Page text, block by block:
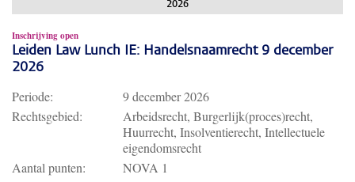
2026
Inschrijving open
Leiden Law Lunch IE: Handelsnaamrecht 9 december
2026
Periode:
9 december 2026
Rechtsgebied:
Arbeidsrecht, Burgerlijk(proces)recht,
Huurrecht, Insolventierecht, Intellectuele
eigendomsrecht
Aantal punten:
NOVA 1